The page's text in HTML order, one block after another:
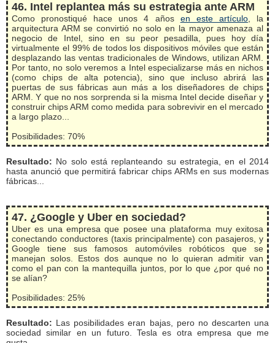
46. Intel replantea más su estrategia ante ARM
Como pronostiqué hace unos 4 años en este artículo, la
arquitectura ARM se convirtió no solo en la mayor amenaza al
negocio de Intel, sino en su peor pesadilla, pues hoy día
virtualmente el 99% de todos los dispositivos móviles que están
desplazando las ventas tradicionales de Windows, utilizan ARM.
Por tanto, no solo veremos a Intel especializarse más en nichos
(como chips de alta potencia), sino que incluso abrirá las
puertas de sus fábricas aun más a los diseñadores de chips
ARM. Y que no nos sorprenda si la misma Intel decide diseñar y
construir chips ARM como medida para sobrevivir en el mercado
a largo plazo...
Posibilidades: 70%
Resultado: No solo está replanteando su estrategia, en el 2014
hasta anunció que permitirá fabricar chips ARMs en sus modernas
fábricas...
47. ¿Google y Uber en sociedad?
Uber es una empresa que posee una plataforma muy exitosa
conectando conductores (taxis principalmente) con pasajeros, y
Google tiene sus famosos automóviles robóticos que se
manejan solos. Estos dos aunque no lo quieran admitir van
como el pan con la mantequilla juntos, por lo que ¿por qué no
se alían?
Posibilidades: 25%
Resultado: Las posibilidades eran bajas, pero no descarten una
sociedad similar en un futuro. Tesla es otra empresa que me